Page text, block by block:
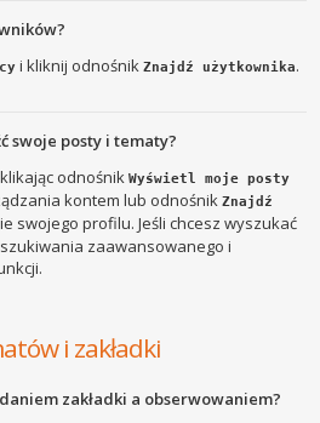
i kliknij odnośnikZnajdź użytkownika.
swoje posty i tematy?
odnośnikWyświetl moje posty
kontem lub odnośnikZnajdź
swojego profilu. Jeśli chcesz wyszukać
zaawansowanego i
i zakładki
zakładki a obserwowaniem?